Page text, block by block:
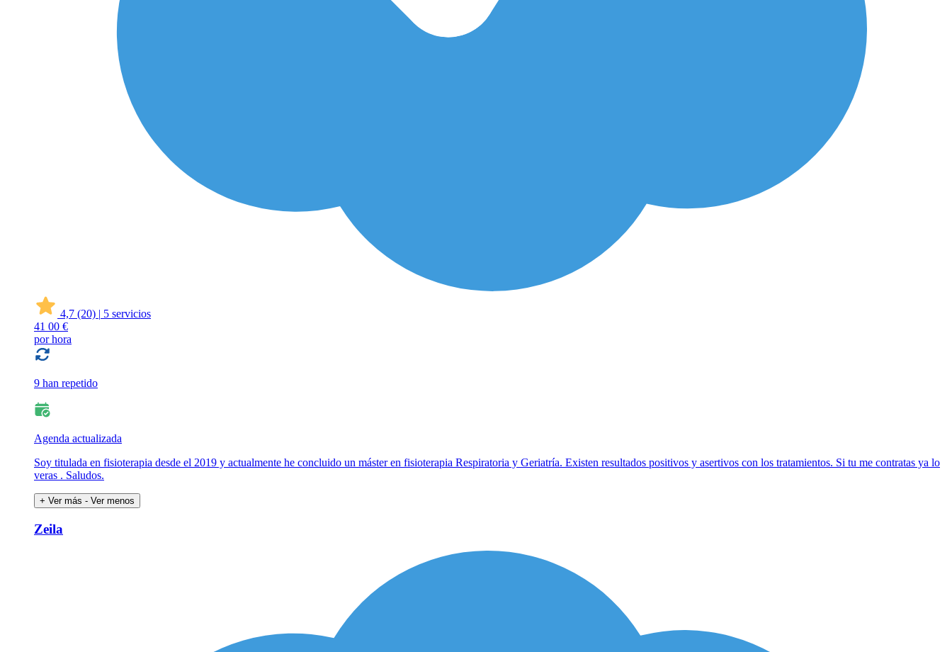
4,7 (20) | 5 servicios
41 00 €
por hora
9 han repetido
Agenda actualizada
Soy titulada en fisioterapia desde el 2019 y actualmente he concluido un máster en fisioterapia Respiratoria y Geriatría. Existen resultados positivos y asertivos con los tratamientos. Si tu me contratas ya lo
veras . Saludos.
+ Ver más - Ver menos
Zeila